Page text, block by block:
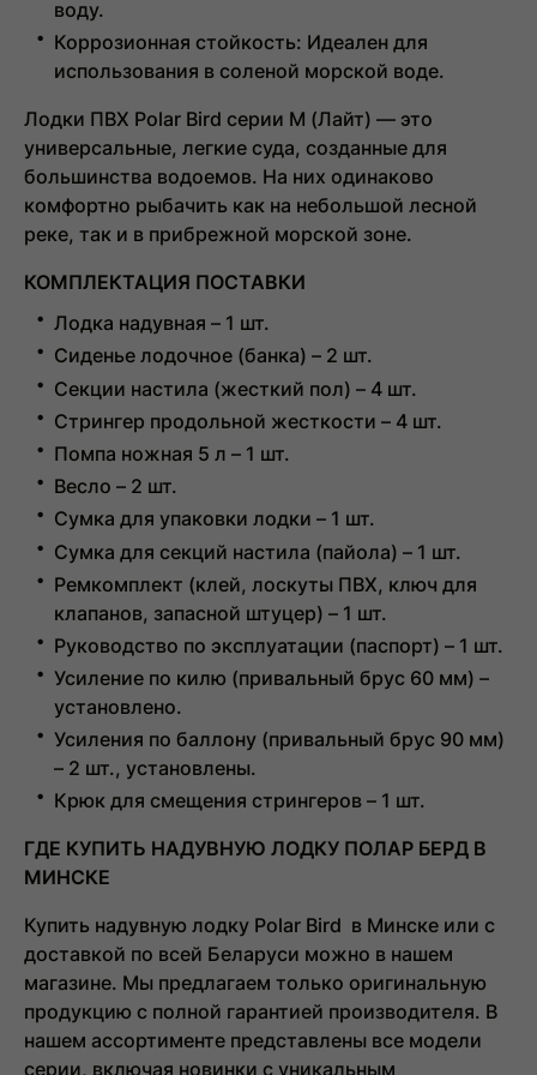
воду.
Коррозионная стойкость: Идеален для
использования в соленой морской воде.
Лодки ПВХ Polar Bird серии М (Лайт) — это
универсальные, легкие суда, созданные для
большинства водоемов. На них одинаково
комфортно рыбачить как на небольшой лесной
реке, так и в прибрежной морской зоне.
КОМПЛЕКТАЦИЯ ПОСТАВКИ
Лодка надувная – 1 шт.
Сиденье лодочное (банка) – 2 шт.
Секции настила (жесткий пол) – 4 шт.
Стрингер продольной жесткости – 4 шт.
Помпа ножная 5 л – 1 шт.
Весло – 2 шт.
Сумка для упаковки лодки – 1 шт.
Сумка для секций настила (пайола) – 1 шт.
Ремкомплект (клей, лоскуты ПВХ, ключ для
клапанов, запасной штуцер) – 1 шт.
Руководство по эксплуатации (паспорт) – 1 шт.
Усиление по килю (привальный брус 60 мм) –
установлено.
Усиления по баллону (привальный брус 90 мм)
– 2 шт., установлены.
Крюк для смещения стрингеров – 1 шт.
ГДЕ КУПИТЬ НАДУВНУЮ ЛОДКУ ПОЛАР БЕРД В
МИНСКЕ
Купить надувную лодку Polar Bird в Минске или с
доставкой по всей Беларуси можно в нашем
магазине. Мы предлагаем только оригинальную
продукцию с полной гарантией производителя. В
нашем ассортименте представлены все модели
серии, включая новинки с уникальным